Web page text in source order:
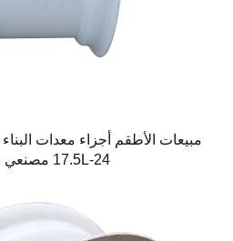
17.5L-24 مصنعي الإطارات